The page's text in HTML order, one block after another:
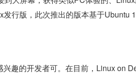
行版，此次推出的版本基于Ubuntu
趣的开发者可。在目前，Linux on